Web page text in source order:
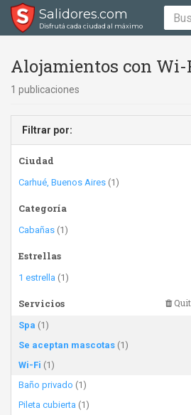
Salidores.com
Disfrutá cada ciudad al máximo
Alojamientos con Wi-
1 publicaciones
Filtrar por:
Ciudad
Carhué, Buenos Aires (1)
Categoría
Cabañas (1)
Estrellas
1 estrella (1)
Servicios
Spa (1)
Se aceptan mascotas (1)
Wi-Fi (1)
Baño privado (1)
Pileta cubierta (1)